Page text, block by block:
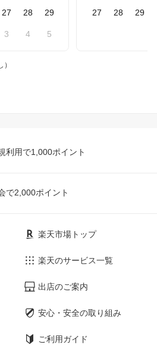
27 28 29
3 4 5
27 28 29
利用で1,000ポイント
で2,000ポイント
楽天市場トップ
楽天のサービス一覧
出店のご案内
安心・安全の取り組み
ご利用ガイド